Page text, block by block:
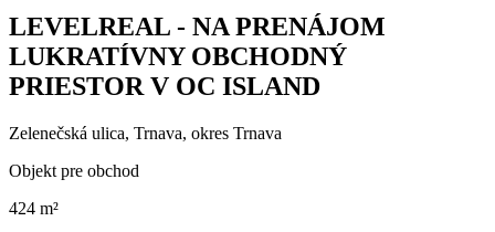
LEVELREAL - NA PRENÁJOM
LUKRATÍVNY OBCHODNÝ
PRIESTOR V OC ISLAND
Zelenečská ulica, Trnava, okres Trnava
Objekt pre obchod
424 m²